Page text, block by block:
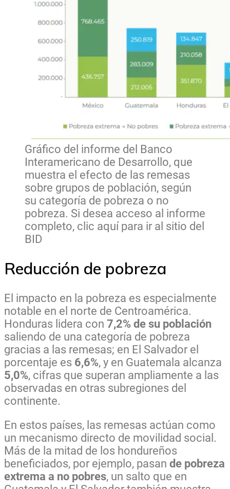
Gráfico del informe del Banco
Interamericano de Desarrollo, que
muestra el efecto de las remesas
sobre grupos de población, según
su categoría de pobreza o no
pobreza. Si desea acceso al informe
completo, clic aquí para ir al sitio del
BID
Reducción de pobreza
El impacto en la pobreza es especialmente
notable en el norte de Centroamérica.
Honduras lidera con 7,2% de su población
saliendo de una categoría de pobreza
gracias a las remesas; en El Salvador el
porcentaje es 6,6%, y en Guatemala alcanza
5,0%, cifras que superan ampliamente a las
observadas en otras subregiones del
continente.
En estos países, las remesas actúan como
un mecanismo directo de movilidad social.
Más de la mitad de los hondureños
beneficiados, por ejemplo, pasan de pobreza
extrema a no pobres, un salto que en